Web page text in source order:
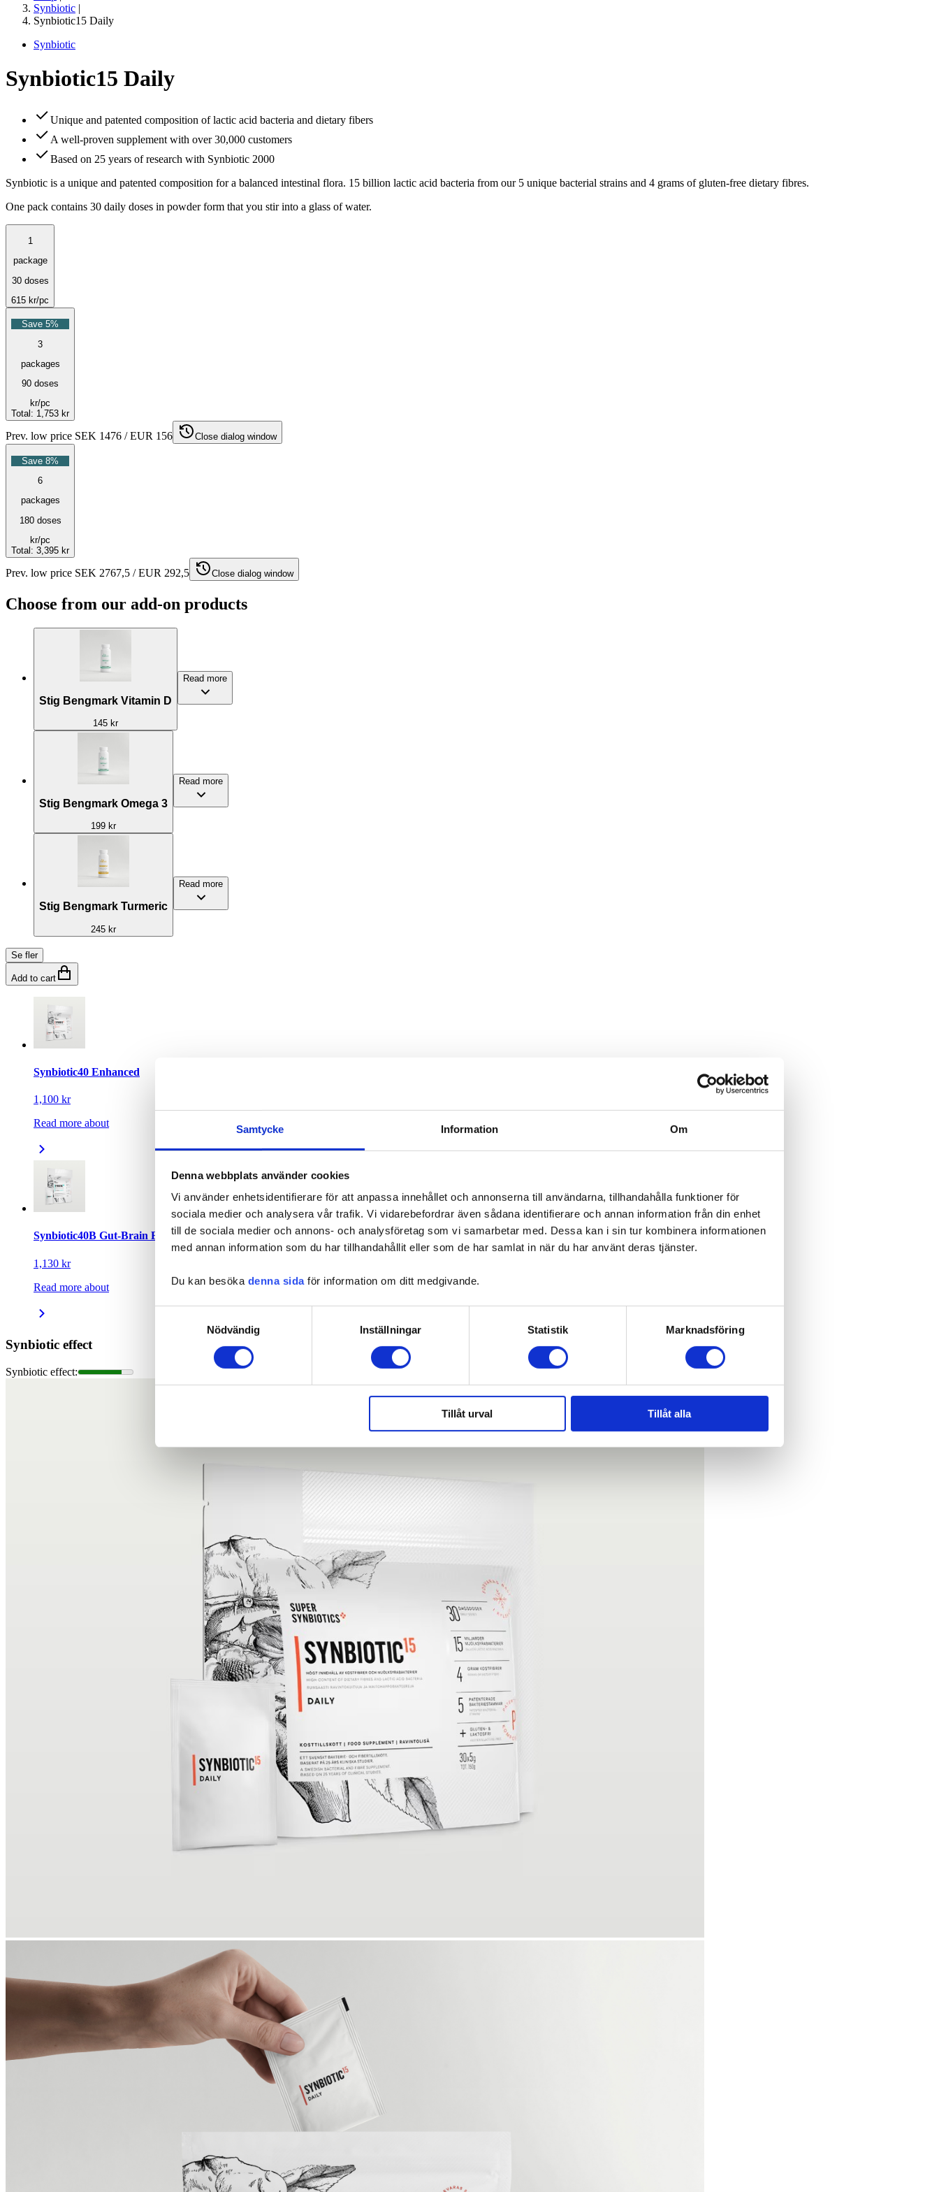
Samtycke Information Om
Denna webbplats använder cookies
Vi använder enhetsidentifierare för att anpassa innehållet och annonserna till användarna, tillhandahålla funktioner för
sociala medier och analysera vår trafik. Vi vidarebefordrar även sådana identifierare och annan information från din enhet
till de sociala medier och annons- och analysföretag som vi samarbetar med. Dessa kan i sin tur kombinera informationen
med annan information som du har tillhandahållit eller som de har samlat in när du har använt deras tjänster.
Du kan besöka denna sidaför information om ditt medgivande.
Nödvändig
Inställningar Statistik Marknadsföring
Tillåt urval Tillåt alla
Synbiotic |
Synbiotic15 Daily
Synbiotic
Synbiotic15 Daily
Unique and patented composition of lactic acid bacteria and dietary fibers
A well-proven supplement with over 30,000 customers
Based on 25 years of research with Synbiotic 2000
Synbiotic is a unique and patented composition for a balanced intestinal flora. 15 billion lactic acid bacteria from our 5 unique bacterial strains and 4 grams of gluten-free dietary fibres.
One pack contains 30 daily doses in powder form that you stir into a glass of water.
1
package
30 doses
615 kr/pc
Save 5%
3
packages
90 doses
kr/pc
Total : 1,753 kr
Prev. low price SEK 1476 / EUR 156 Close dialog window
Save 8%
6
packages
180 doses
kr/pc
Total : 3,395 kr
Prev. low price SEK 2767,5 / EUR 292,5 Close dialog window
Choose from our add-on products
Stig Bengmark Vitamin D
145 kr
Read more
Stig Bengmark Omega 3
199 kr
Read more
Stig Bengmark Turmeric
245 kr
Read more
Se fler
Add to cart
Synbiotic40 Enhanced
1,100 kr
Read more about
Synbiotic40B Gut-Brain Enhanced
1,130 kr
Read more about
Synbiotic effect
Synbiotic effect: